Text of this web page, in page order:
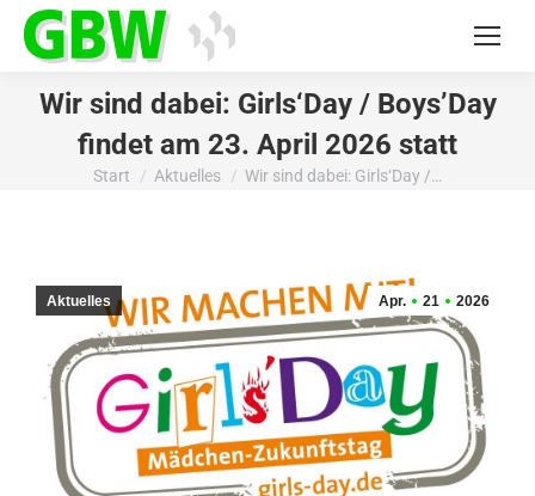
Wir sind dabei: Girls‘Day / Boys’Day
findet am 23. April 2026 statt
Sie befinden sich hier:
Start Aktuelles Wir sind dabei: Girls‘Day /…
Apr. 21 2026
Aktuelles